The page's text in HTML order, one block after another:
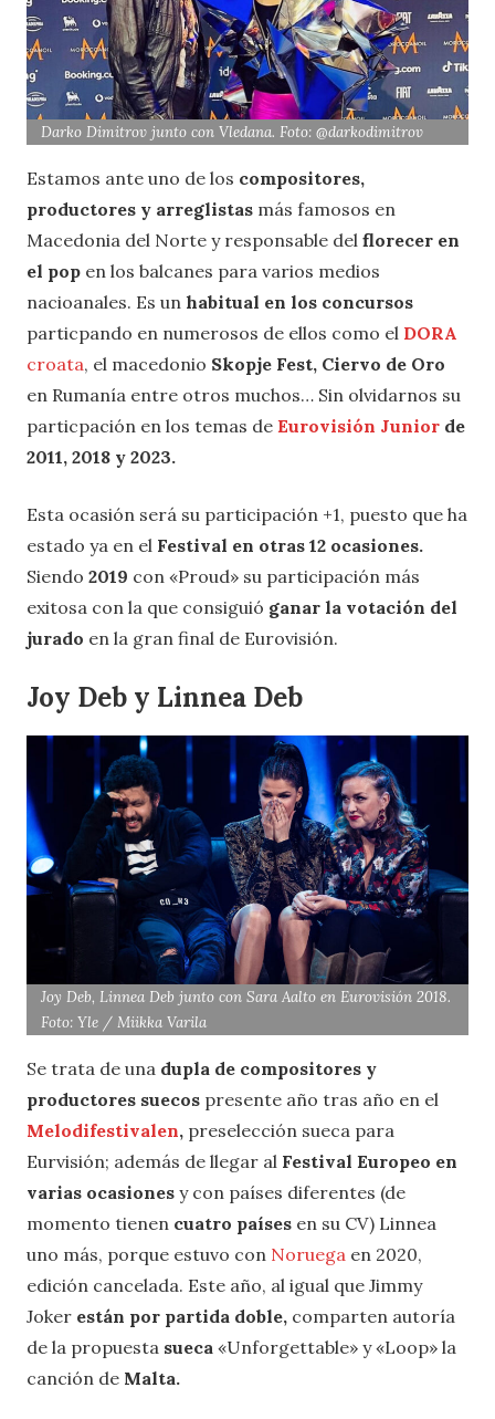
Darko Dimitrov junto con Vledana. Foto: @darkodimitrov
Estamos ante uno de los compositores,
productores y arreglistas más famosos en
Macedonia del Norte y responsable del florecer en
el pop en los balcanes para varios medios
nacioanales. Es un habitual en los concursos
particpando en numerosos de ellos como el DORA
croata, el macedonio Skopje Fest, Ciervo de Oro
en Rumanía entre otros muchos… Sin olvidarnos su
particpación en los temas de Eurovisión Junior de
2011, 2018 y 2023.
Esta ocasión será su participación +1, puesto que ha
estado ya en el Festival en otras 12 ocasiones.
Siendo 2019 con «Proud» su participación más
exitosa con la que consiguió ganar la votación del
jurado en la gran final de Eurovisión.
Joy Deb y Linnea Deb
Joy Deb, Linnea Deb junto con Sara Aalto en Eurovisión 2018.
Foto: Yle / Miikka Varila
Se trata de una dupla de compositores y
productores suecos presente año tras año en el
Melodifestivalen, preselección sueca para
Eurvisión; además de llegar al Festival Europeo en
varias ocasiones y con países diferentes (de
momento tienen cuatro países en su CV) Linnea
uno más, porque estuvo con Noruega en 2020,
edición cancelada. Este año, al igual que Jimmy
Joker están por partida doble, comparten autoría
de la propuesta sueca «Unforgettable» y «Loop» la
canción de Malta.